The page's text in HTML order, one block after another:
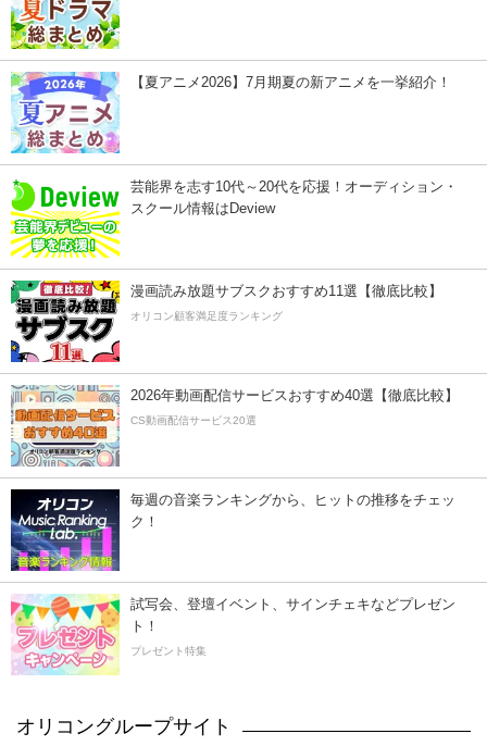
【夏アニメ2026】7月期夏の新アニメを一挙紹介！
芸能界を志す10代～20代を応援！オーディション・
スクール情報はDeview
漫画読み放題サブスクおすすめ11選【徹底比較】
オリコン顧客満足度ランキング
2026年動画配信サービスおすすめ40選【徹底比較】
CS動画配信サービス20選
毎週の音楽ランキングから、ヒットの推移をチェッ
ク！
試写会、登壇イベント、サインチェキなどプレゼン
ト！
プレゼント特集
オリコングループサイト